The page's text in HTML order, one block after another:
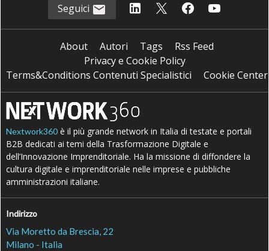
Seguici
About Autori Tags
Rss Feed
Privacy e Cookie Policy
Terms&Conditions Contenuti Specialistici
Cookie Center
Nextwork360 è il più grande network in Italia di testate e portali
B2B dedicati ai temi della Trasformazione Digitale e
dell’Innovazione Imprenditoriale. Ha la missione di diffondere la
cultura digitale e imprenditoriale nelle imprese e pubbliche
amministrazioni italiane.
Indirizzo
Via Moretto da Brescia, 22
Milano - Italia